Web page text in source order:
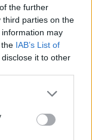
the further
third parties on the
information may
IAB’s List of
it to other
Παραχωρεί
και το τμήμα
Περιστατικών